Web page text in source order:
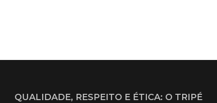
QUALIDADE, RESPEITO E ÉTICA: O TRIPÉ